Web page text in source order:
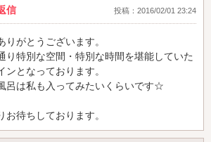
信 投稿：2016/02/01 23:24
りがとうございます。
り特別な空間・特別な時間を堪能していた
ンとなっております。
呂は私も入ってみたいくらいです☆
お待ちしております。